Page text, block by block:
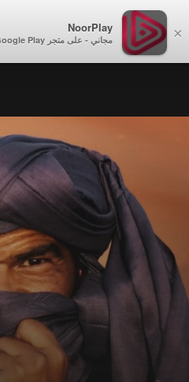
×
NoorPlay
مجاني - على متجر Google Play